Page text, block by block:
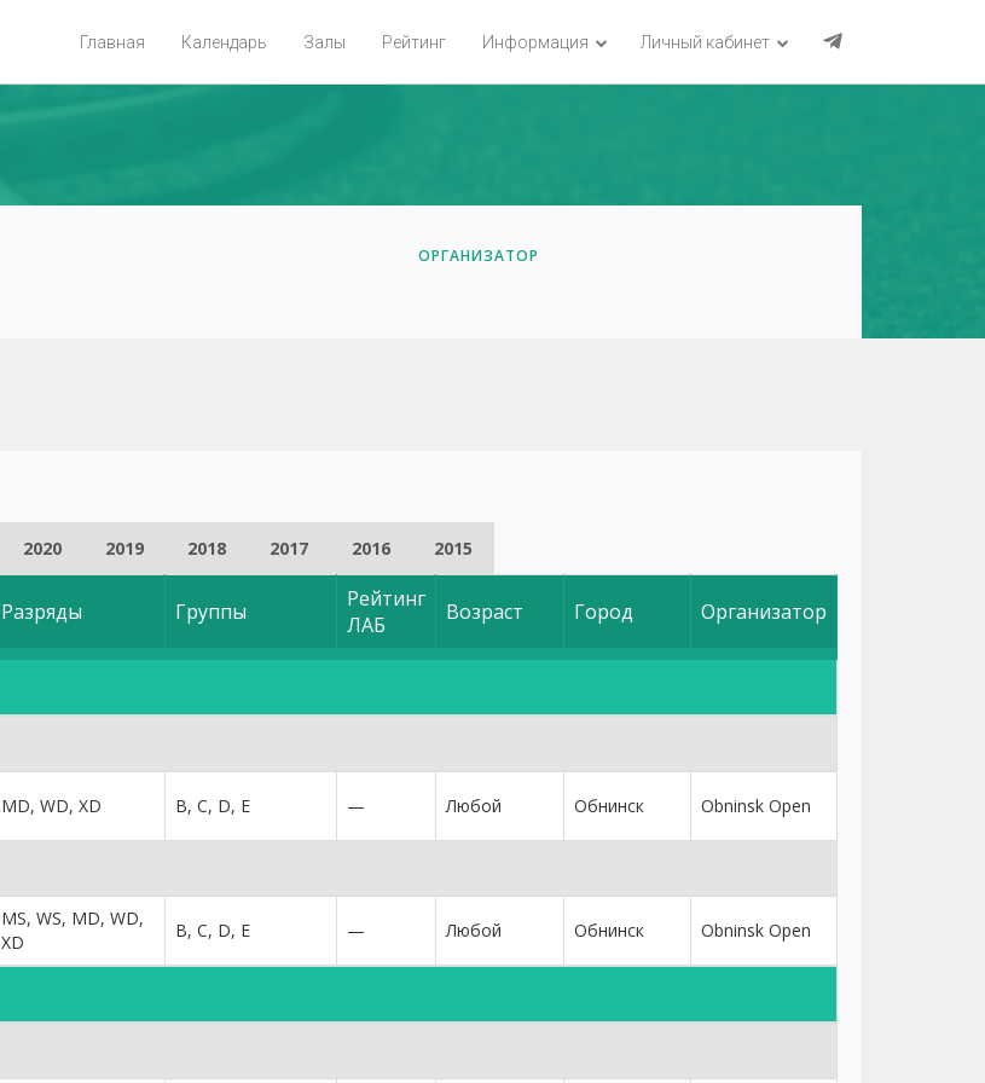
Главная Календарь Залы Рейтинг Информация Личный кабинет
ОРГАНИЗАТОР
2020 2019 2018 2017 2016 2015
Разряды Группы
Рейтинг
ЛАБ
Возраст Город Организатор
MD, WD, XD B, C, D, E — Любой Обнинск Obninsk Open
MS, WS, MD, WD,
XD
B, C, D, E — Любой Обнинск Obninsk Open